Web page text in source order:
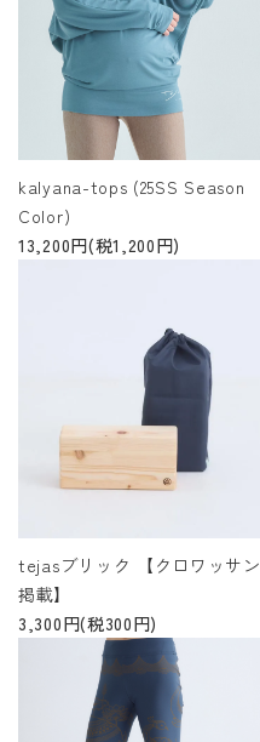
kalyana-tops (25SS Season
Color)
13,200円(税1,200円)
tejasブリック 【クロワッサン
掲載】
3,300円(税300円)